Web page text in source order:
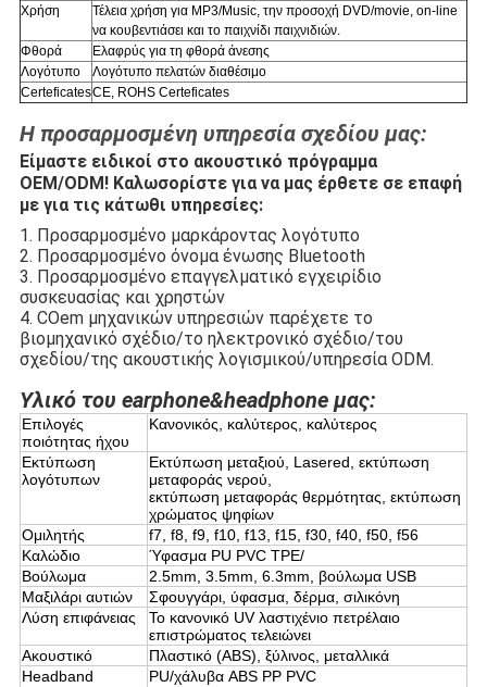
Χρήση
Τέλεια χρήση για MP3/Music, την προσοχή DVD/movie, on-line
να κουβεντιάσει και το παιχνίδι παιχνιδιών.
Φθορά
Ελαφρύς για τη φθορά άνεσης
Λογότυπο
Λογότυπο πελατών διαθέσιμο
CerteficatesCE, ROHS Certeficates
Η προσαρμοσμένη υπηρεσία σχεδίου μας:
Είμαστε ειδικοί στο ακουστικό πρόγραμμα
OEM/ODM! Καλωσορίστε για να μας έρθετε σε επαφή
με για τις κάτωθι υπηρεσίες:
1. Προσαρμοσμένο μαρκάροντας λογότυπο
2. Προσαρμοσμένο όνομα ένωσης Bluetooth
3. Προσαρμοσμένο επαγγελματικό εγχειρίδιο
συσκευασίας και χρηστών
4. COem μηχανικών υπηρεσιών παρέχετε το
βιομηχανικό σχέδιο/το ηλεκτρονικό σχέδιο/του
σχεδίου/της ακουστικής λογισμικού/υπηρεσία ODM.
Υλικό του earphone&headphone μας:
Επιλογές
ποιότητας ήχου
Κανονικός, καλύτερος, καλύτερος
Εκτύπωση
λογότυπων
Εκτύπωση μεταξιού, Lasered, εκτύπωση
μεταφοράς νερού,
εκτύπωση μεταφοράς θερμότητας, εκτύπωση
χρώματος ψηφίων
Ομιλητής
f7, f8, f9, f10, f13, f15, f30, f40, f50, f56
Καλώδιο
Ύφασμα PU PVC TPE/
Βούλωμα
2.5mm, 3.5mm, 6.3mm, βούλωμα USB
Μαξιλάρι αυτιών
Σφουγγάρι, ύφασμα, δέρμα, σιλικόνη
Λύση επιφάνειας
Το κανονικό UV λαστιχένιο πετρέλαιο
επιστρώματος τελειώνει
Ακουστικό
Πλαστικό (ABS), ξύλινος, μεταλλικά
Headband
PU/χάλυβα ABS PP PVC